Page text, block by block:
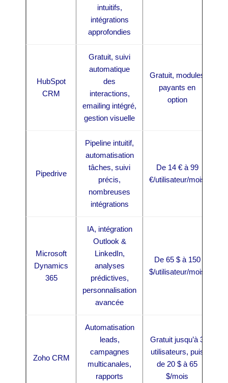
intuitifs,
intégrations
approfondies
HubSpot
CRM
Gratuit, suivi
automatique
des
interactions,
emailing intégré,
gestion visuelle
Gratuit, modules
payants en
option
Pipedrive
Pipeline intuitif,
automatisation
tâches, suivi
précis,
nombreuses
intégrations
De 14 € à 99
€/utilisateur/mois
Microsoft
Dynamics
365
IA, intégration
Outlook &
LinkedIn,
analyses
prédictives,
personnalisation
avancée
De 65 $ à 150
$/utilisateur/mois
Zoho CRM
Automatisation
leads,
campagnes
multicanales,
rapports
Gratuit jusqu’à 3
utilisateurs, puis
de 20 $ à 65
$/mois